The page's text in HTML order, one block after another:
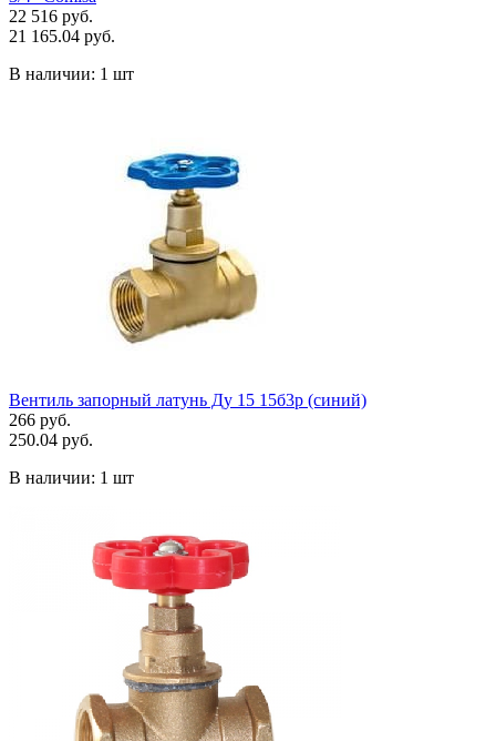
22 516 руб.
21 165.04 руб.
В наличии: 1 шт
Вентиль запорный латунь Ду 15 15б3р (синий)
266 руб.
250.04 руб.
В наличии: 1 шт